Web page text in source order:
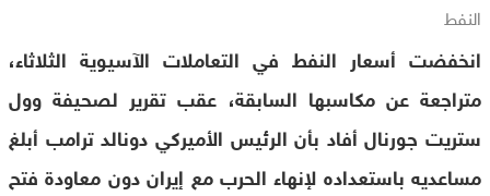
النفط
انخفضت أسعار النفط في التعاملات الآسيوية الثلاثاء،
متراجعة عن مكاسبها السابقة، عقب تقرير لصحيفة وول
ستريت جورنال أفاد بأن الرئيس الأميركي دونالد ترامب أبلغ
مساعديه باستعداده لإنهاء الحرب مع إيران دون معاودة فتح